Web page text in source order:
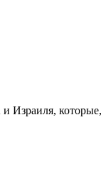
которые,